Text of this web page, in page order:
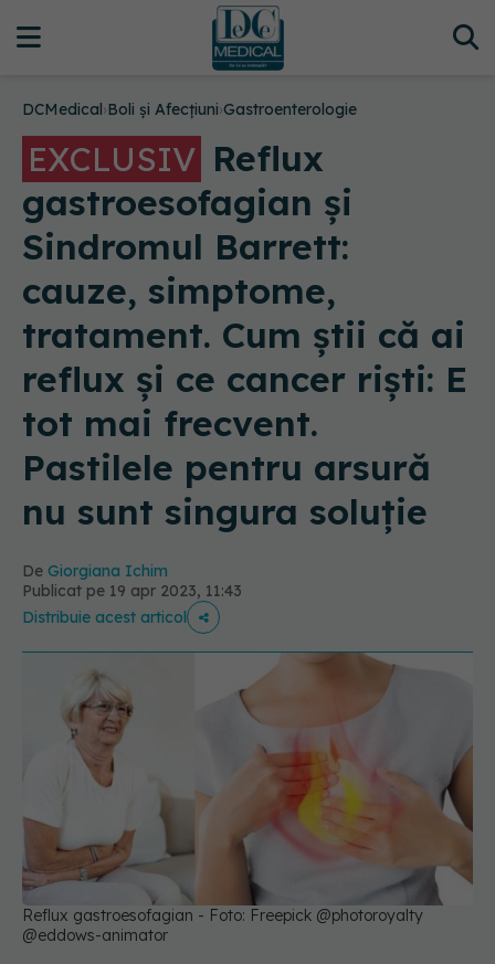
DCMedical›Boli și Afecțiuni›Gastroenterologie
EXCLUSIV Reflux
gastroesofagian și
Sindromul Barrett:
cauze, simptome,
tratament. Cum știi că ai
reflux și ce cancer riști: E
tot mai frecvent.
Pastilele pentru arsură
nu sunt singura soluție
De Giorgiana Ichim
Publicat pe 19 apr 2023, 11:43
Distribuie acest articol
Reflux gastroesofagian - Foto: Freepick @photoroyalty
@eddows-animator